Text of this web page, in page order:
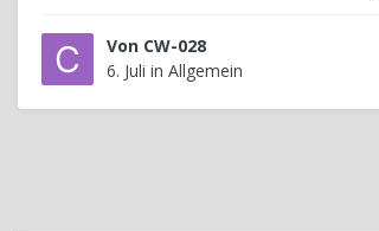
Von CW-028
6. Juli in Allgemein